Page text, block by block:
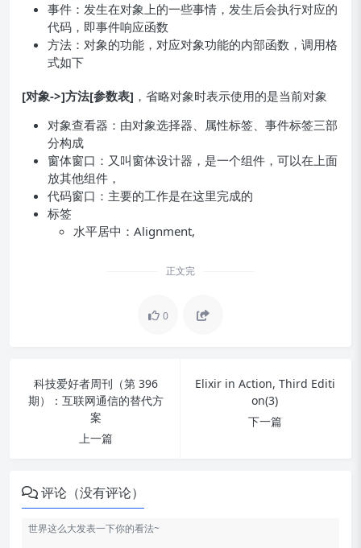
事件：发生在对象上的一些事情，发生后会执行对应的
代码，即事件响应函数
方法：对象的功能，对应对象功能的内部函数，调用格
式如下
[对象->]方法[参数表] ，省略对象时表示使用的是当前对象
对象查看器：由对象选择器、属性标签、事件标签三部
分构成
窗体窗口：又叫窗体设计器，是一个组件，可以在上面
放其他组件，
代码窗口：主要的工作是在这里完成的
标签
水平居中：Alignment,
正文完
0
科技爱好者周刊（第 396
期）：互联网通信的替代方
案
上一篇
Elixir in Action, Third Editi
on(3)
下一篇
评论（没有评论）